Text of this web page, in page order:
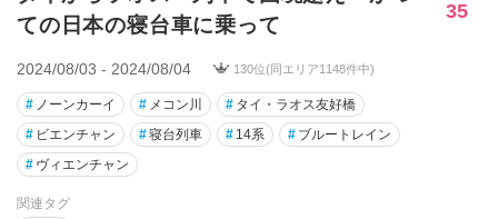
ての日本の寝台車に乗って
35
2024/08/03 - 2024/08/04 130位(同エリア1148件中)
# ノーンカーイ # メコン川 # タイ・ラオス友好橋
# ビエンチャン #寝台列車 # 14系 # ブルートレイン
# ヴィエンチャン
関連タグ